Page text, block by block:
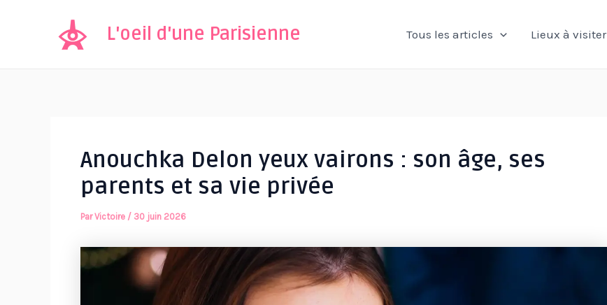
L'oeil d'une Parisienne Tous les articles Lieux à visiter
Anouchka Delon yeux vairons : son âge, ses
parents et sa vie privée
ParVictoire / 30 juin 2026